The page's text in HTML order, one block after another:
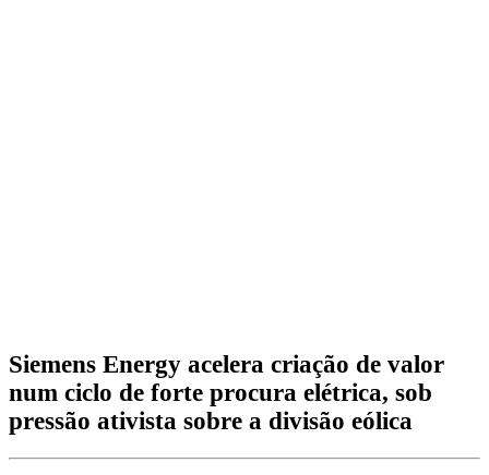
Siemens Energy acelera criação de valor
num ciclo de forte procura elétrica, sob
pressão ativista sobre a divisão eólica